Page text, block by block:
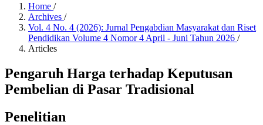
Home /
Archives /
Vol. 4 No. 4 (2026): Jurnal Pengabdian Masyarakat dan Riset
Pendidikan Volume 4 Nomor 4 April - Juni Tahun 2026 /
Articles
Pengaruh Harga terhadap Keputusan
Pembelian di Pasar Tradisional
Penelitian